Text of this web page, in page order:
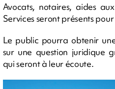
Avocats, notaires, aides
Services seront présents
Le public pourra obtenir
sur une question juridique
qui seront à leur écoute.